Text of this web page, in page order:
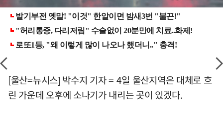
[울산=뉴시스] 박수지 기자 = 4일 울산지역은 대체로 흐
린 가운데 오후에 소나기가 내리는 곳이 있겠다.